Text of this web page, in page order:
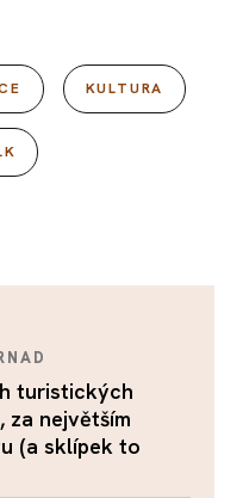
KULTURA
turistických
za největším
(a sklípek to